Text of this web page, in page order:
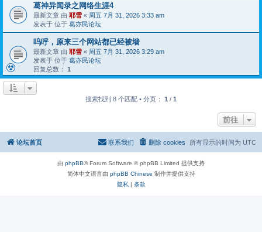
葛神异闻录之网络生涯4
最新文章 由 耶雪 « 周五 7月 31, 2026 3:33 am
发表于 位于 葛亦民论坛
呜呼，原来三个网站都已经被墙
最新文章 由 耶雪 « 周五 7月 31, 2026 3:29 am
发表于 位于 葛亦民论坛
回复总数： 1
搜索找到 8 个匹配 • 分页： 1 / 1
前往
论坛首页 所有显示的时间为 UTC
删除 cookies
联系我们
由 phpBB® Forum Software © phpBB Limited 提供支持
简体中文语言由 phpBB Chinese 制作并提供支持
隐私 | 条款